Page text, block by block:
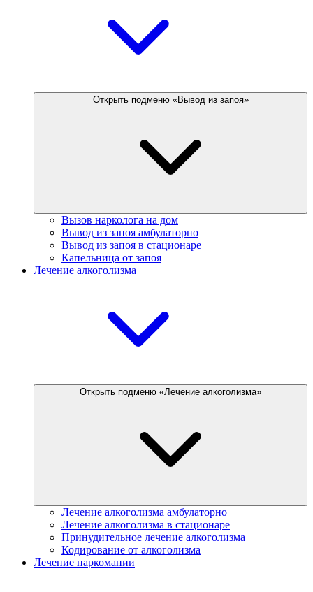
Открыть подменю «Вывод из запоя»
Вызов нарколога на дом
Вывод из запоя амбулаторно
Вывод из запоя в стационаре
Капельница от запоя
Лечение алкоголизма
Открыть подменю «Лечение алкоголизма»
Лечение алкоголизма амбулаторно
Лечение алкоголизма в стационаре
Принудительное лечение алкоголизма
Кодирование от алкоголизма
Лечение наркомании